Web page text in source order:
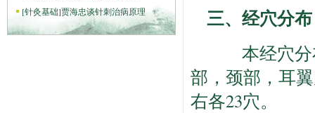
[针灸基础]贾海忠谈针刺治病原理 三、经穴分布
本经穴分
部，颈部，耳
右各23穴。